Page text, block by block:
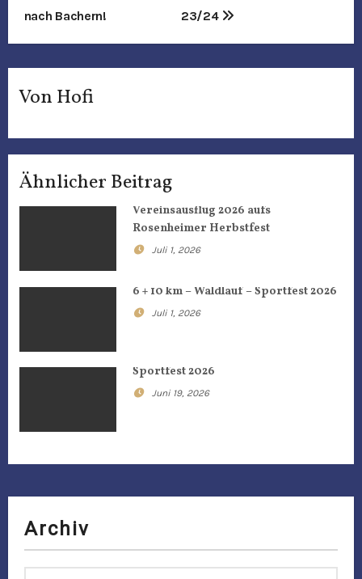
e
i
t
a
g
a
i
a
t
i
o
n
nach Bachern!
23/24
Von Hofi
Ähnlicher Beitrag
Vereinsausflug 2026 aufs
Rosenheimer Herbstfest
Juli 1, 2026
6 + 10 km – Waldlauf – Sportfest 2026
Juli 1, 2026
Sportfest 2026
Juni 19, 2026
Archiv